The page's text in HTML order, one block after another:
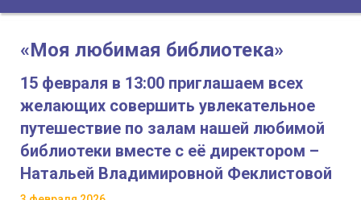
«Моя любимая библиотека»
15 февраля в 13:00 приглашаем всех
желающих совершить увлекательное
путешествие по залам нашей любимой
библиотеки вместе с её директором –
Натальей Владимировной Феклистовой